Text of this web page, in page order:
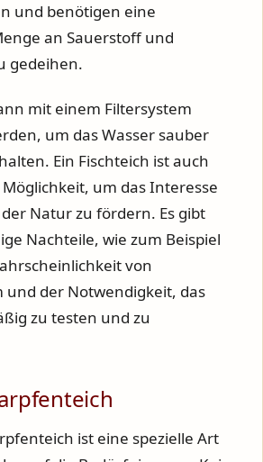
und benötigen eine
an Sauerstoff und
gedeihen.
mit einem Filtersystem
um das Wasser sauber
Ein Fischteich ist auch
um das Interesse
Natur zu fördern. Es gibt
Nachteile, wie zum Beispiel
von
und der Notwendigkeit, das
zu testen und zu
ist eine spezielle Art